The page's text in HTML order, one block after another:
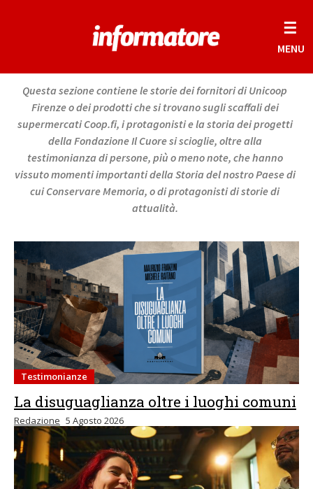
☰
MENU
Questa sezione contiene le storie dei fornitori di Unicoop
Firenze o dei prodotti che si trovano sugli scaffali dei
supermercati Coop.fi, i protagonisti e la storia dei progetti
della Fondazione Il Cuore si scioglie, oltre alla
testimonianza di persone, più o meno note, che hanno
vissuto momenti importanti della Storia del nostro Paese di
cui Conservare Memoria, o di protagonisti di storie di
attualità.
Testimonianze
La disuguaglianza oltre i luoghi comuni
Redazione 5 Agosto 2026